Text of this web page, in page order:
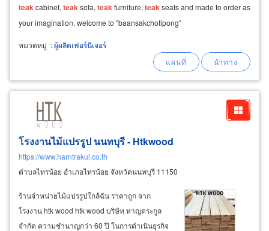
teak cabinet, teak sofa, teak furniture, teak seats and made to order as
your imagination. welcome to "baansakchotipong"
หมวดหมู่ :ผู้ผลิตเฟอร์นิเจอร์
โรงงานไม้แปรรูป นนทบุรี - Htkwood
https://www.harntrakul.co.th
ตำบลไทรน้อย อำเภอไทรน้อย จังหวัดนนทบุรี 11150
ร้านจำหน่ายไม้แปรรูปใกล้ฉัน ราคาถูก จาก
โรงงาน htk wood htk wood บริษัท หาญตระกูล
จำกัด ความชำนาญกว่า 60 ปี ในการดำเนินธุรกิจ